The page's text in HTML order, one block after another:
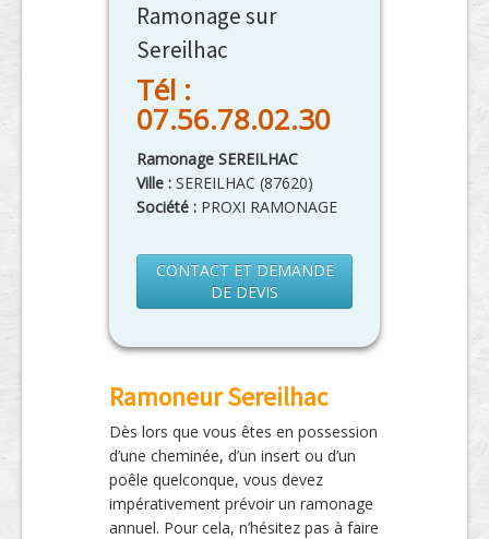
Ramonage sur
Sereilhac
Tél :
07.56.78.02.30
Ramonage SEREILHAC
Ville : SEREILHAC (87620)
Société : PROXI RAMONAGE
CONTACT ET DEMANDE
DE DEVIS
Ramoneur Sereilhac
Dès lors que vous êtes en possession
d’une cheminée, d’un insert ou d’un
poêle quelconque, vous devez
impérativement prévoir un ramonage
annuel. Pour cela, n’hésitez pas à faire